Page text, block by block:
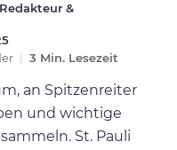
&
| 3 Min. Lesezeit
an Spitzenreiter
und wichtige
St. Pauli